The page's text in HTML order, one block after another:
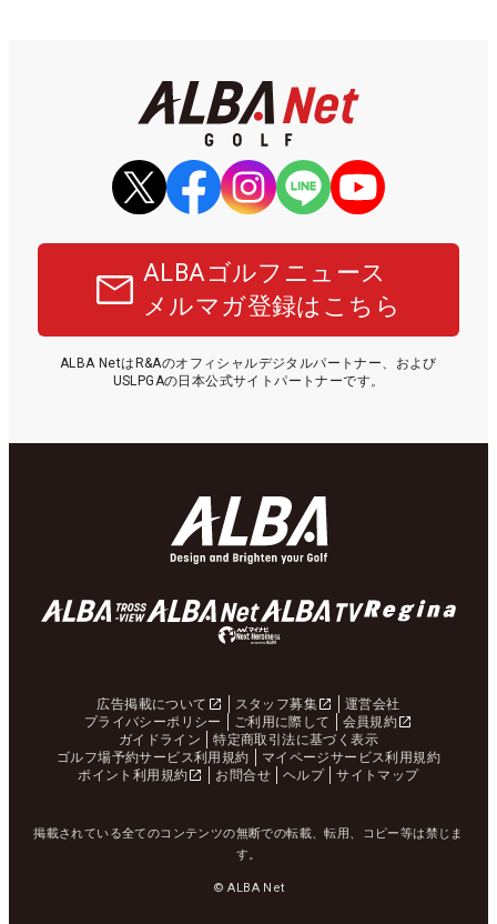
ALBAゴルフニュース
メルマガ登録はこちら
ALBA NetはR&Aのオフィシャルデジタルパートナー、および
USLPGAの日本公式サイトパートナーです。
広告掲載について スタッフ募集
運営会社
プライバシーポリシー
ご利用に際して
会員規約
ガイドライン
特定商取引法に基づく表示
ゴルフ場予約サービス利用規約
マイページサービス利用規約
ポイント利用規約
お問合せ ヘルプ サイトマップ
掲載されている全てのコンテンツの無断での転載、転用、コピー等は禁じま
す。
© ALBA Net